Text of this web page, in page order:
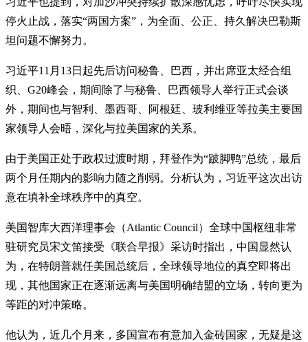
停火止战，落实“两国方案”，为全面、公正、持久解决巴勒斯
坦问题不懈努力。
习近平11月13日起先后访问秘鲁、巴西，并出席亚太经合组
织、G20峰会，期间除了与秘鲁、巴西领导人举行正式会谈
外，期间也与智利、墨西哥、阿根廷、玻利维亚等拉美主要国
家领导人会晤，深化与拉美国家的关系。
由于美国正处于政权过渡时期，拜登作为“跛脚鸭”总统，最后
两个月任期内的影响力随之削弱。分析认为，习近平这次出访
意在填补全球秩序中的真空。
美国智库大西洋理事会（Atlantic Council）全球中国枢纽非常
驻研究员宋文笛接受《联合早报》采访时指出，中国显然认
为，在特朗普就任美国总统后，全球领导地位的真空即将出
现，其他国家正在逐渐远离与美国明确结盟的立场，转向更为
等距的对冲策略。
他认为，近几个月来，多国宣布有意加入金砖国家，无疑是这